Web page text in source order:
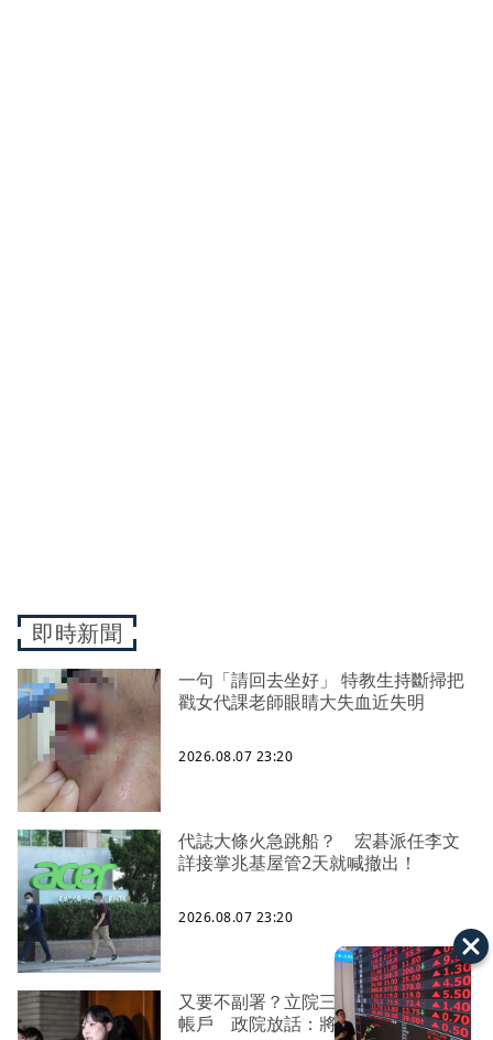
即時新聞
一句「請回去坐好」 特教生持斷掃把
戳女代課老師眼睛大失血近失明
2026.08.07 23:20
代誌大條火急跳船？ 宏碁派任李文
詳接掌兆基屋管2天就喊撤出！
2026.08.07 23:20
又要不副署？立院三讀藍白兒少未來
帳戶 政院放話：將採必要憲政作為